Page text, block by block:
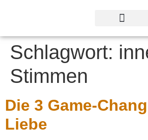
Schlagwort:
Stimmen
Die 3 Game-
Liebe